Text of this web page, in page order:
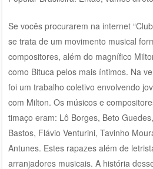
Se vocês procurarem na internet
se trata de um movimento musical
compositores, além do magnífico
como Bituca pelos mais íntimos. Na
foi um trabalho coletivo envolvendo
com Milton. Os músicos e
timaço eram: Lô Borges, Beto
Bastos, Flávio Venturini, Tavinho
Antunes. Estes rapazes além de
arranjadores musicais. A história